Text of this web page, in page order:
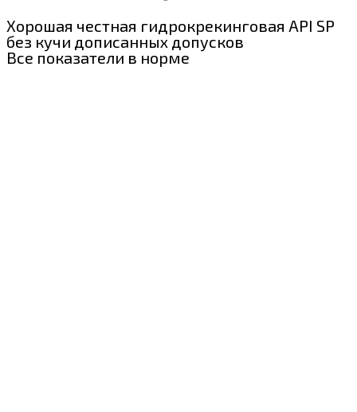
Хорошая честная гидрокрекинговая API SP
без кучи дописанных допусков
Все показатели в норме